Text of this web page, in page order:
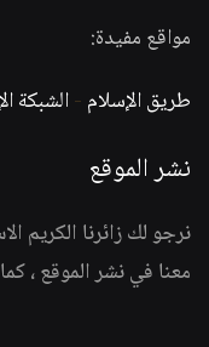
مواقع مفيدة:
طريق الإسلام -الشبكة
نشر الموقع
نرجو لك زائرنا الكريم
معنا في نشر الموقع ،